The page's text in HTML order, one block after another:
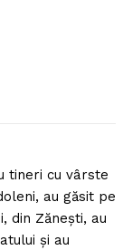
tineri cu vârste
au găsit pe
din Zăneşti, au
şi au